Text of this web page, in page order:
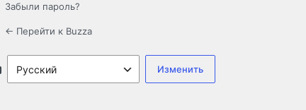
Забыли пароль?
← Перейти к Buzza
Язык